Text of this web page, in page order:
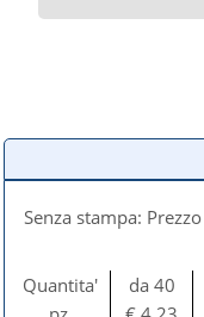
Senza stampa:
Quantita'
da 40